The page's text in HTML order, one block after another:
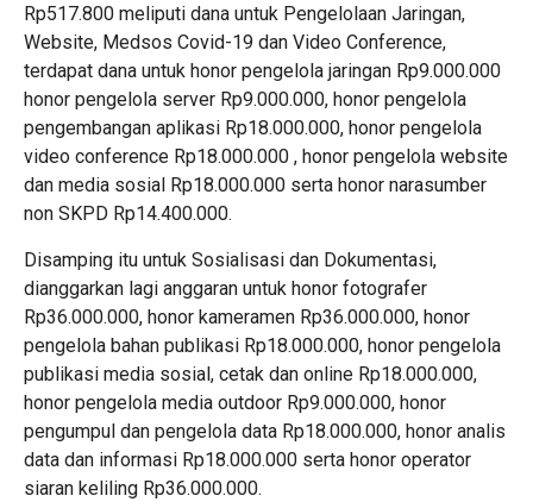
Rp517.800 meliputi dana untuk Pengelolaan Jaringan,
Website, Medsos Covid-19 dan Video Conference,
terdapat dana untuk honor pengelola jaringan Rp9.000.000
honor pengelola server Rp9.000.000, honor pengelola
pengembangan aplikasi Rp18.000.000, honor pengelola
video conference Rp18.000.000 , honor pengelola website
dan media sosial Rp18.000.000 serta honor narasumber
non SKPD Rp14.400.000.
Disamping itu untuk Sosialisasi dan Dokumentasi,
dianggarkan lagi anggaran untuk honor fotografer
Rp36.000.000, honor kameramen Rp36.000.000, honor
pengelola bahan publikasi Rp18.000.000, honor pengelola
publikasi media sosial, cetak dan online Rp18.000.000,
honor pengelola media outdoor Rp9.000.000, honor
pengumpul dan pengelola data Rp18.000.000, honor analis
data dan informasi Rp18.000.000 serta honor operator
siaran keliling Rp36.000.000.